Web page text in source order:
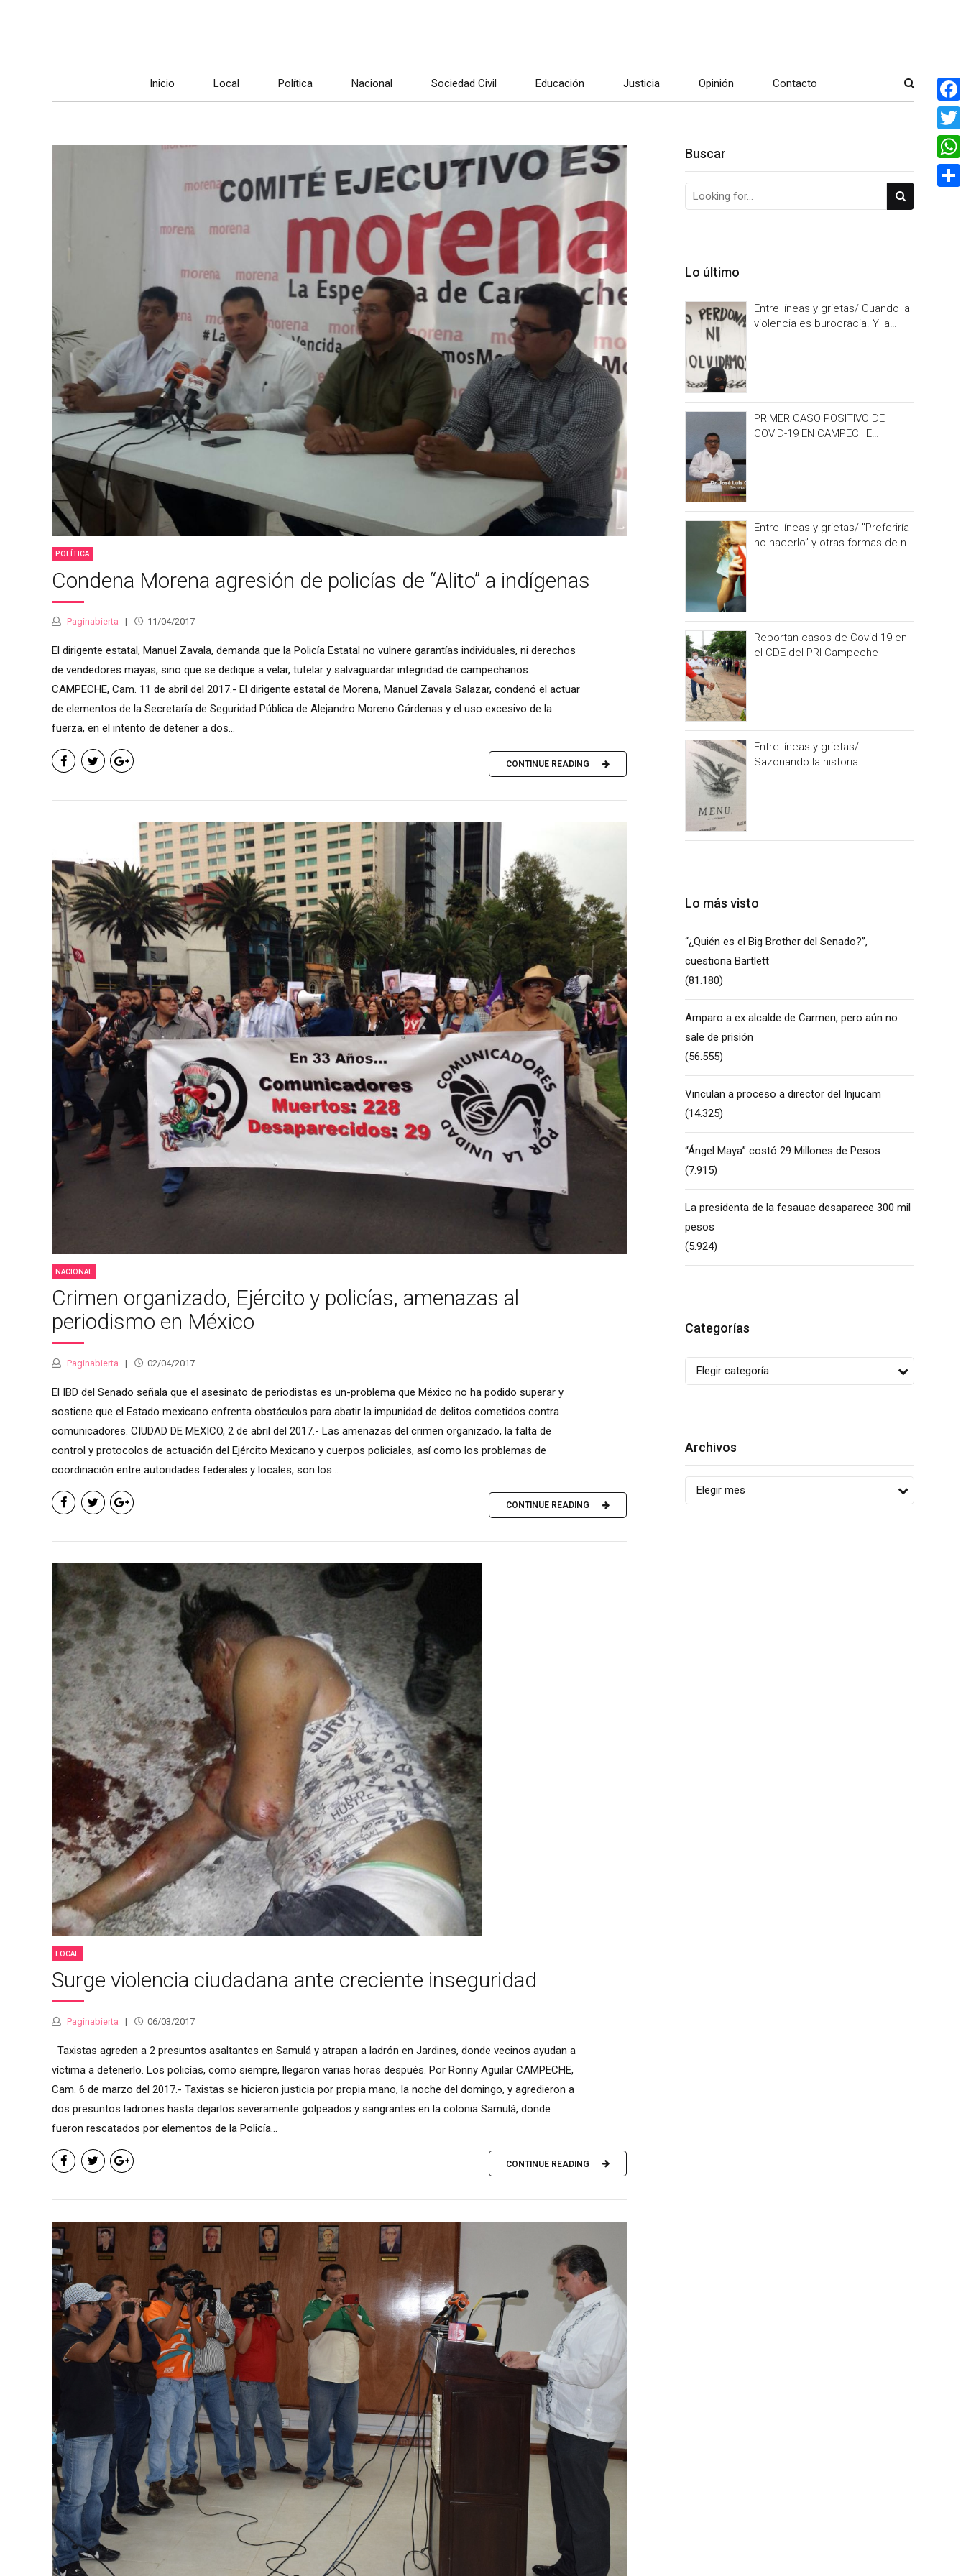
Inicio Local Política Nacional Sociedad Civil Educación Justicia Opinión Contacto
POLÍTICA
Condena Morena agresión de policías de “Alito” a indígenas
Paginabierta 11/04/2017
El dirigente estatal, Manuel Zavala, demanda que la Policía Estatal no vulnere garantías individuales, ni derechos
de vendedores mayas, sino que se dedique a velar, tutelar y salvaguardar integridad de campechanos.
CAMPECHE, Cam. 11 de abril del 2017.- El dirigente estatal de Morena, Manuel Zavala Salazar, condenó el actuar
de elementos de la Secretaría de Seguridad Pública de Alejandro Moreno Cárdenas y el uso excesivo de la
fuerza, en el intento de detener a dos...
CONTINUE READING
NACIONAL
Crimen organizado, Ejército y policías, amenazas al
periodismo en México
Paginabierta 02/04/2017
El IBD del Senado señala que el asesinato de periodistas es un-problema que México no ha podido superar y
sostiene que el Estado mexicano enfrenta obstáculos para abatir la impunidad de delitos cometidos contra
comunicadores. CIUDAD DE MEXICO, 2 de abril del 2017.- Las amenazas del crimen organizado, la falta de
control y protocolos de actuación del Ejército Mexicano y cuerpos policiales, así como los problemas de
coordinación entre autoridades federales y locales, son los...
CONTINUE READING
LOCAL
Surge violencia ciudadana ante creciente inseguridad
Paginabierta 06/03/2017
Taxistas agreden a 2 presuntos asaltantes en Samulá y atrapan a ladrón en Jardines, donde vecinos ayudan a
víctima a detenerlo. Los policías, como siempre, llegaron varias horas después. Por Ronny Aguilar CAMPECHE,
Cam. 6 de marzo del 2017.- Taxistas se hicieron justicia por propia mano, la noche del domingo, y agredieron a
dos presuntos ladrones hasta dejarlos severamente golpeados y sangrantes en la colonia Samulá, donde
fueron rescatados por elementos de la Policía...
CONTINUE READING
Buscar
Lo último
Entre líneas y grietas/ Cuando la
violencia es burocracia. Y la
PRIMER CASO POSITIVO DE
COVID-19 EN CAMPECHE
Entre líneas y grietas/ "Preferiría
no hacerlo” y otras formas de no
Reportan casos de Covid-19 en
el CDE del PRI Campeche
Entre líneas y grietas/
Sazonando la historia
Lo más visto
“¿Quién es el Big Brother del Senado?”,
cuestiona Bartlett
(81.180)
Amparo a ex alcalde de Carmen, pero aún no
sale de prisión
(56.555)
Vinculan a proceso a director del Injucam
(14.325)
“Ángel Maya” costó 29 Millones de Pesos
(7.915)
La presidenta de la fesauac desaparece 300 mil
pesos
(5.924)
Categorías
Elegir categoría
Archivos
Elegir mes